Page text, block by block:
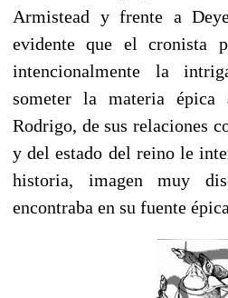
Armistead y frente a
evidente que el cronista
intencionalmente la
someter la materia
Rodrigo, de sus relaciones
y del estado del reino le
historia, imagen muy
encontraba en su fuente